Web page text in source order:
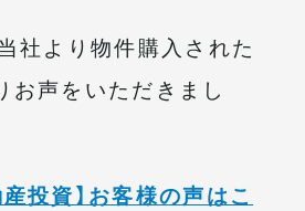
社より物件購入された
お声をいただきまし
投資】お客様の声はこ